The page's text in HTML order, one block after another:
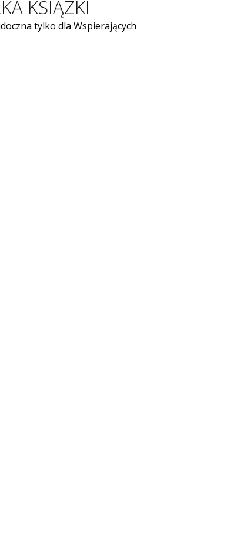
KSIĄŻKI
tylko dla Wspierających